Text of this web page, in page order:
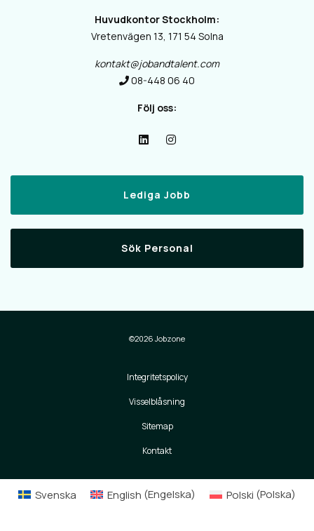
Huvudkontor Stockholm:
Vretenvägen 13, 171 54 Solna
kontakt@jobandtalent.com
08-448 06 40
Följ oss:
Lediga Jobb
Sök Personal
©2026 Jobzone
Integritetspolicy
Visselblåsning
Sitemap
Kontakt
Svenska English (Engelska) Polski (Polska)